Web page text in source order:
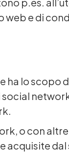
web e di
lo scopo
o con
acquisite